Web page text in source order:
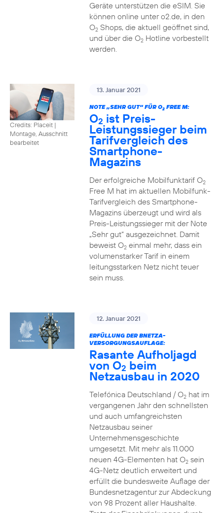
Geräte unterstützen die eSIM. Sie
können online unter o2.de, in den
O2Shops, die aktuell geöffnet sind,
und über die O2Hotline vorbestellt
werden.
Credits: Placeit |
Montage, Ausschnitt
bearbeitet
13. Januar 2021
NOTE „SEHR GUT“ FÜR O2FREE M:
O2 ist Preis-
Leistungssieger beim
Tarifvergleich des
Smartphone-
Magazins
Der erfolgreiche Mobilfunktarif O2
Free M hat im aktuellen Mobilfunk-
Tarifvergleich des Smartphone-
Magazins überzeugt und wird als
Preis-Leistungssieger mit der Note
„Sehr gut“ ausgezeichnet. Damit
beweist O2einmal mehr, dass ein
volumenstarker Tarif in einem
leitungsstarken Netz nicht teuer
sein muss.
12. Januar 2021
ERFÜLLUNG DER BNETZA-
VERSORGUNGSAUFLAGE:
Rasante Aufholjagd
von O2 beim
Netzausbau in 2020
Telefónica Deutschland / O2hat im
vergangenen Jahr den schnellsten
und auch umfangreichsten
Netzausbau seiner
Unternehmensgeschichte
umgesetzt. Mit mehr als 11.000
neuen 4G-Elementen hat O2sein
4G-Netz deutlich erweitert und
erfüllt die bundesweite Auflage der
Bundesnetzagentur zur Abdeckung
von 98 Prozent aller Haushalte.